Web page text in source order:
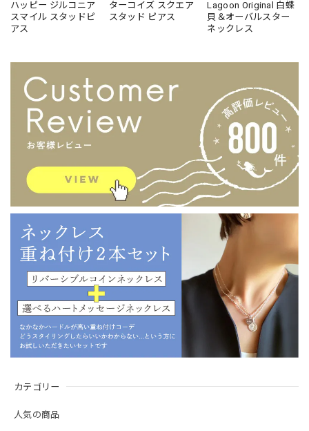
カテゴリー
人気の商品
ハッピー ジルコニア
スマイル スタッドピ
アス
ターコイズ スクエア
スタッド ピアス
Lagoon Original 白蝶
貝＆オーバルスター
ネックレス